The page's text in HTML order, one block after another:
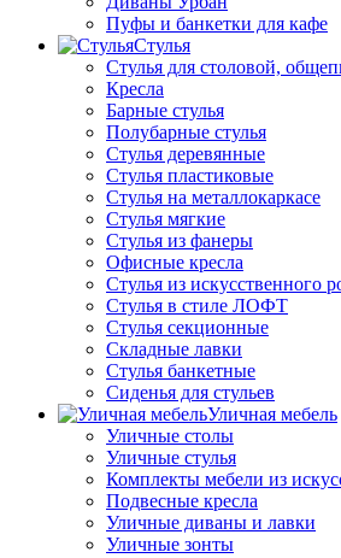
Пуфы и банкетки для кафе
Стулья
Стулья для столовой,
Кресла
Барные стулья
Полубарные стулья
Стулья деревянные
Стулья пластиковые
Стулья на металлокаркасе
Стулья мягкие
Стулья из фанеры
Офисные кресла
Стулья из искусственного
Стулья в стиле ЛОФТ
Стулья секционные
Складные лавки
Стулья банкетные
Сиденья для стульев
Уличная мебель
Уличные столы
Уличные стулья
Комплекты мебели из
Подвесные кресла
Уличные диваны и лавки
Уличные зонты